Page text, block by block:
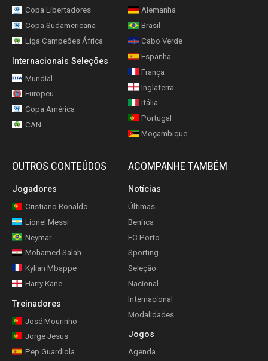
Copa Libertadores
Copa Sudamericana
Liga Campeões África
Internacionais Seleções
Mundial
Europeu
Copa América
CAN
Alemanha
Brasil
Cabo Verde
Espanha
França
Inglaterra
Itália
Portugal
Moçambique
OUTROS CONTEÚDOS
Jogadores
Cristiano Ronaldo
Lionel Messi
Neymar
Mohamed Salah
Kylian Mbappe
Harry Kane
Treinadores
José Mourinho
Jorge Jesus
Pep Guardiola
ACOMPANHE TAMBÉM
Notícias
Últimas
Benfica
FC Porto
Sporting
Seleção
Nacional
Internacional
Modalidades
Jogos
Agenda